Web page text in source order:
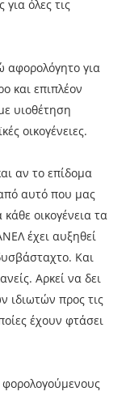
όλες τις
αφορολόγητο για
και επιπλέον
υιοθέτηση
οικογένειες.
αν το επίδομα
αυτό που μας
οικογένεια τα
έχει αυξηθεί
Και
Αρκεί να δει
ιδιωτών προς τις
έχουν φτάσει